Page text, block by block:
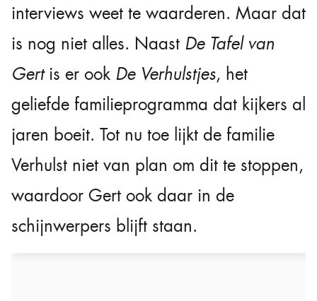
interviews weet te waarderen. Maar dat
is nog niet alles. Naast De Tafel van
Gertis er ook De Verhulstjes, het
geliefde familieprogramma dat kijkers al
jaren boeit. Tot nu toe lijkt de familie
Verhulst niet van plan om dit te stoppen,
waardoor Gert ook daar in de
schijnwerpers blijft staan.